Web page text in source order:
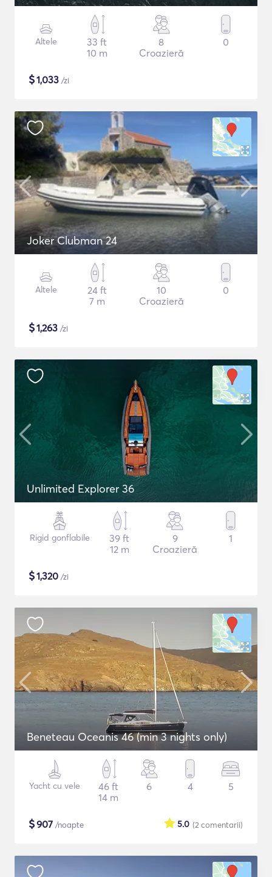
Altele
33 ft
10 m
8
Croazieră
0
$1,033 /zi
Joker Clubman 24
Altele
24 ft
7 m
10
Croazieră
0
$1,263 /zi
Unlimited Explorer 36
Rigid gonflabile
39 ft
12 m
9
Croazieră
1
$1,320 /zi
Beneteau Oceanis 46 (min 3 nights only)
Yacht cu vele
46 ft
14 m
6 4 5
$907 /noapte (2 comentarii)
5.0